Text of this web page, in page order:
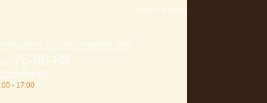
Вход для своих
район, пр-т Московский, 148
75-88-88
- 17:00